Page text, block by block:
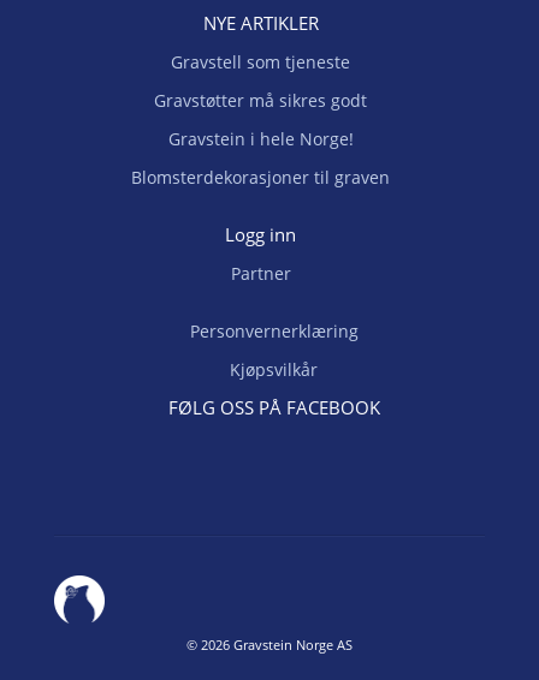
NYE ARTIKLER
Gravstell som tjeneste
Gravstøtter må sikres godt
Gravstein i hele Norge!
Blomsterdekorasjoner til graven
Logg inn
Partner
Personvernerklæring
Kjøpsvilkår
FØLG OSS PÅ FACEBOOK
© 2026 Gravstein Norge AS